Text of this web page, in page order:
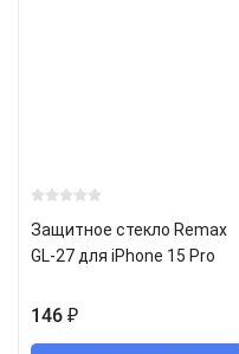
Защитное стекло Remax
GL-27 для iPhone 15 Pro
146 ₽